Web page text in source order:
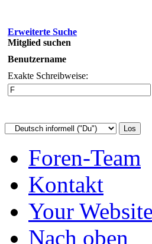
Erweiterte Suche
Mitglied suchen
Benutzername
Exakte Schreibweise:
Foren-Team
Kontakt
Your Website
Nach oben